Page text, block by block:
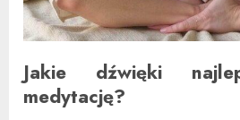
Jakie dźwięki
medytację?